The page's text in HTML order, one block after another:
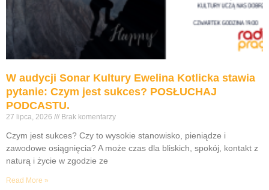
W audycji Sonar Kultury Ewelina Kotlicka stawia
pytanie: Czym jest sukces? POSŁUCHAJ
PODCASTU.
27 lipca, 2026 Brak komentarzy
Czym jest sukces? Czy to wysokie stanowisko, pieniądze i
zawodowe osiągnięcia? A może czas dla bliskich, spokój, kontakt z
naturą i życie w zgodzie ze
Read More »